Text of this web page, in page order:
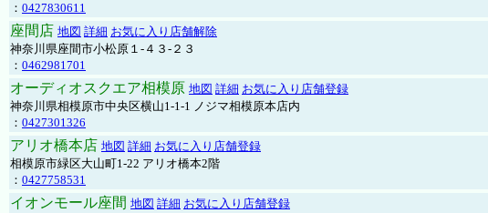
： 0427830611
座間店 地図 詳細 お気に入り店舗解除
神奈川県座間市小松原１-４３-２３
： 0462981701
オーディオスクエア相模原 地図 詳細 お気に入り店舗登録
神奈川県相模原市中央区横山1-1-1 ノジマ相模原本店内
： 0427301326
アリオ橋本店 地図 詳細 お気に入り店舗登録
相模原市緑区大山町1-22 アリオ橋本2階
： 0427758531
イオンモール座間 地図 詳細 お気に入り店舗登録